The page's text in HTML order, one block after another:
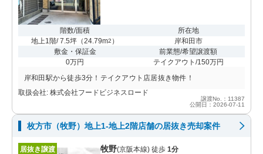
階数/面積
地上1階/ 7.5坪 （24.79m2 ）
所在地
岸和田市
敷金・保証金
0万円
前業態/希望譲渡額
テイクアウト/150万円
岸和田駅から徒歩3分！テイクアウト店居抜き物件！
取扱会社: 株式会社フードビジネスロード
譲渡No.：11387
公開日：2026-07-11
枚方市（牧野）地上1-地上2階店舗の居抜き売却案件
居抜き譲渡 牧野(京阪本線) 徒歩 1分